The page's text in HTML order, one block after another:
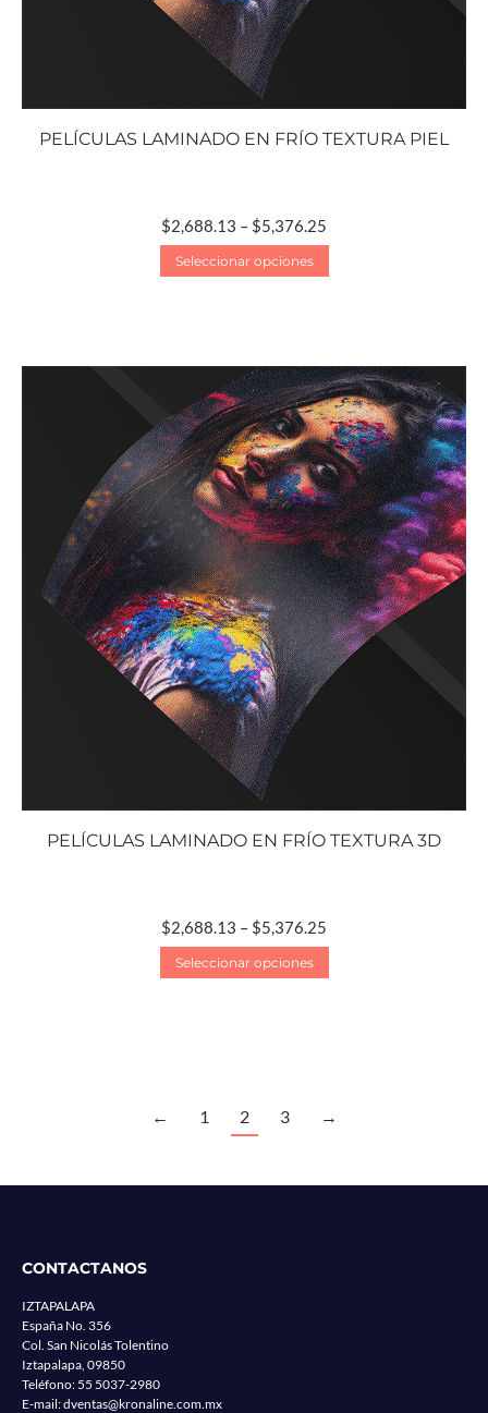
PELÍCULAS LAMINADO EN FRÍO TEXTURA PIEL
$2,688.13 – $5,376.25
Seleccionar opciones
PELÍCULAS LAMINADO EN FRÍO TEXTURA 3D
$2,688.13 – $5,376.25
Seleccionar opciones
← 1 2 3 →
CONTACTANOS
IZTAPALAPA
España No. 356
Col. San Nicolás Tolentino
Iztapalapa, 09850
Teléfono: 55 5037-2980
E-mail:dventas@kronaline.com.mx